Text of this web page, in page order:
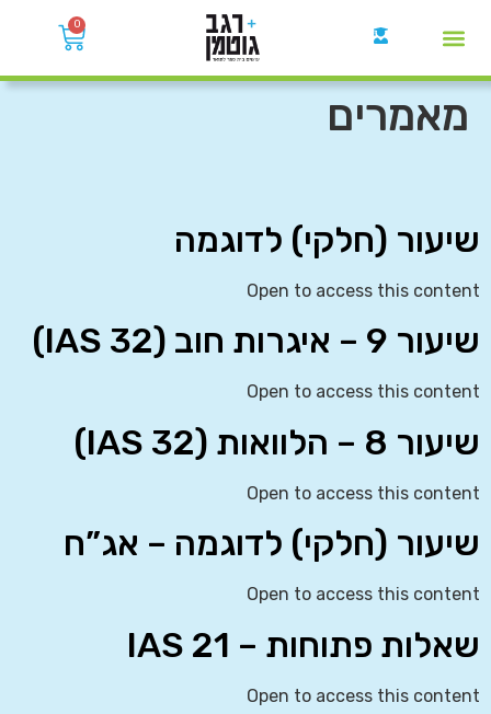
0
מאמרים
שיעור (חלקי) לדוגמה
Open to access this content
שיעור 9 – איגרות חוב (IAS 32)
Open to access this content
שיעור 8 – הלוואות (IAS 32)
Open to access this content
שיעור (חלקי) לדוגמה – אג”ח
Open to access this content
שאלות פתוחות – IAS 21
Open to access this content